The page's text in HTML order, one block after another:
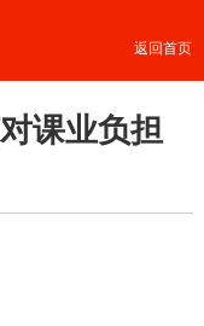
返回首页
课业负担